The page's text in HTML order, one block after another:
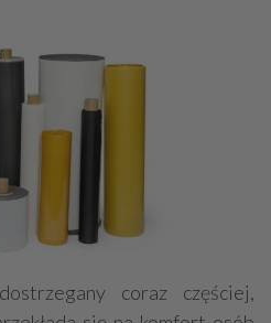
coraz częściej,